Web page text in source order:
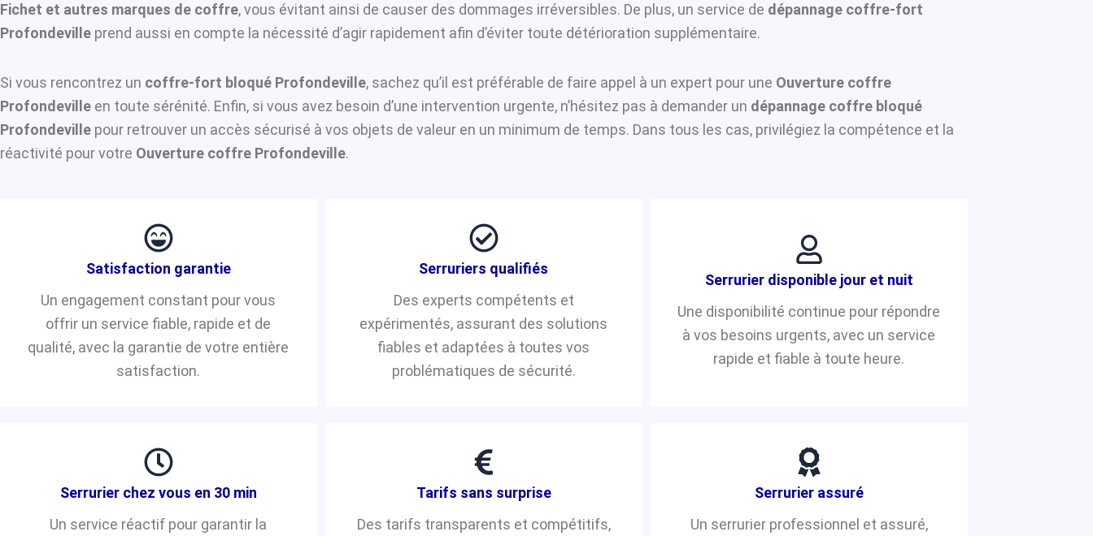
Fichet et autres marques de coffre, vous évitant ainsi de causer des dommages irréversibles. De plus, un service de dépannage coffre-fort
Profondeville prend aussi en compte la nécessité d’agir rapidement afin d’éviter toute détérioration supplémentaire.
Si vous rencontrez un coffre-fort bloqué Profondeville, sachez qu’il est préférable de faire appel à un expert pour une Ouverture coffre
Profondeville en toute sérénité. Enfin, si vous avez besoin d’une intervention urgente, n’hésitez pas à demander un dépannage coffre bloqué
Profondeville pour retrouver un accès sécurisé à vos objets de valeur en un minimum de temps. Dans tous les cas, privilégiez la compétence et la
réactivité pour votre Ouverture coffre Profondeville.
Satisfaction garantie
Un engagement constant pour vous
offrir un service fiable, rapide et de
qualité, avec la garantie de votre entière
satisfaction.
Serruriers qualifiés
Des experts compétents et
expérimentés, assurant des solutions
fiables et adaptées à toutes vos
problématiques de sécurité.
Serrurier disponible jour et nuit
Une disponibilité continue pour répondre
à vos besoins urgents, avec un service
rapide et fiable à toute heure.
Serrurier chez vous en 30 min
Un service réactif pour garantir la
Tarifs sans surprise
Des tarifs transparents et compétitifs,
Serrurier assuré
Un serrurier professionnel et assuré,